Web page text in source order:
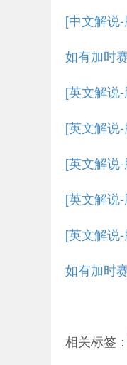
[中文解说
如有加时
[英文解说
[英文解说
[英文解说
[英文解说
[英文解说
如有加时
相关标签：